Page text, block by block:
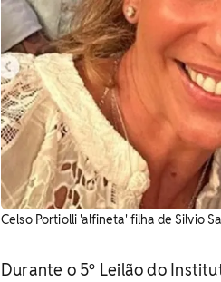
Celso Portiolli 'alfineta' filha de Silvio
Durante o 5º Leilão do